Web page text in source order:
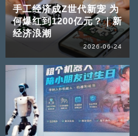
手工经济成Z世代新宠 为
何爆红到1200亿元？｜新
经济浪潮
2026-06-24